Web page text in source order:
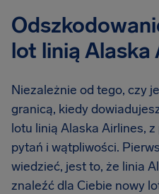
lot linią Alaska
Niezależnie od tego, czy
granicą, kiedy
lotu linią Alaska Airlines,
pytań i wątpliwości.
wiedzieć, jest to, że linia
znaleźć dla Ciebie nowy